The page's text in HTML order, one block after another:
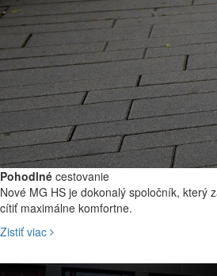
Pohodlné cestovanie
Nové MG HS je dokonalý spoločník, který
cítiť maximálne komfortne.
Zistiť viac